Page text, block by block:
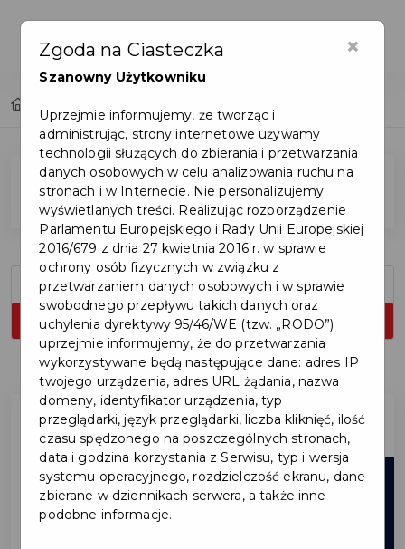
Filtry
Liczba wydarzeń spełniających kryteria: 9.
13
×
Zgoda na Ciasteczka
Szanowny Użytkowniku
Uprzejmie informujemy, że tworząc i
administrując, strony internetowe używamy
technologii służących do zbierania i przetwarzania
danych osobowych w celu analizowania ruchu na
stronach i w Internecie. Nie personalizujemy
wyświetlanych treści. Realizując rozporządzenie
Parlamentu Europejskiego i Rady Unii Europejskiej
2016/679 z dnia 27 kwietnia 2016 r. w sprawie
ochrony osób fizycznych w związku z
przetwarzaniem danych osobowych i w sprawie
swobodnego przepływu takich danych oraz
uchylenia dyrektywy 95/46/WE (tzw. „RODO”)
uprzejmie informujemy, że do przetwarzania
wykorzystywane będą następujące dane: adres IP
twojego urządzenia, adres URL żądania, nazwa
domeny, identyfikator urządzenia, typ
przeglądarki, język przeglądarki, liczba kliknięć, ilość
czasu spędzonego na poszczególnych stronach,
data i godzina korzystania z Serwisu, typ i wersja
systemu operacyjnego, rozdzielczość ekranu, dane
zbierane w dziennikach serwera, a także inne
podobne informacje.